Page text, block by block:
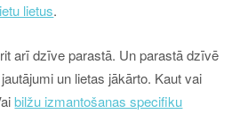
lietus.
arī dzīve parastā. Un parastā dzīvē
un lietas jākārto. Kaut vai
bilžu izmantošanas specifiku